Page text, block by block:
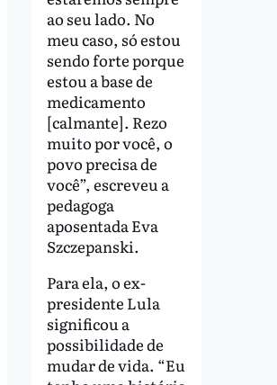
ao seu lado. No
meu caso, só estou
sendo forte porque
estou a base de
medicamento
[calmante]. Rezo
muito por você, o
povo precisa de
você”, escreveu a
pedagoga
aposentada Eva
Szczepanski.
Para ela, o ex-
presidente Lula
significou a
possibilidade de
mudar de vida. “Eu